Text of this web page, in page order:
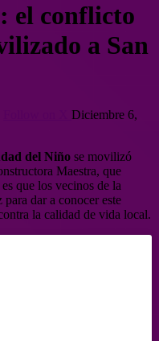
el conflicto
a San
Diciembre 6,
del Niño se movilizó
Maestra, que
que los vecinos de la
para dar a conocer este
la calidad de vida local.